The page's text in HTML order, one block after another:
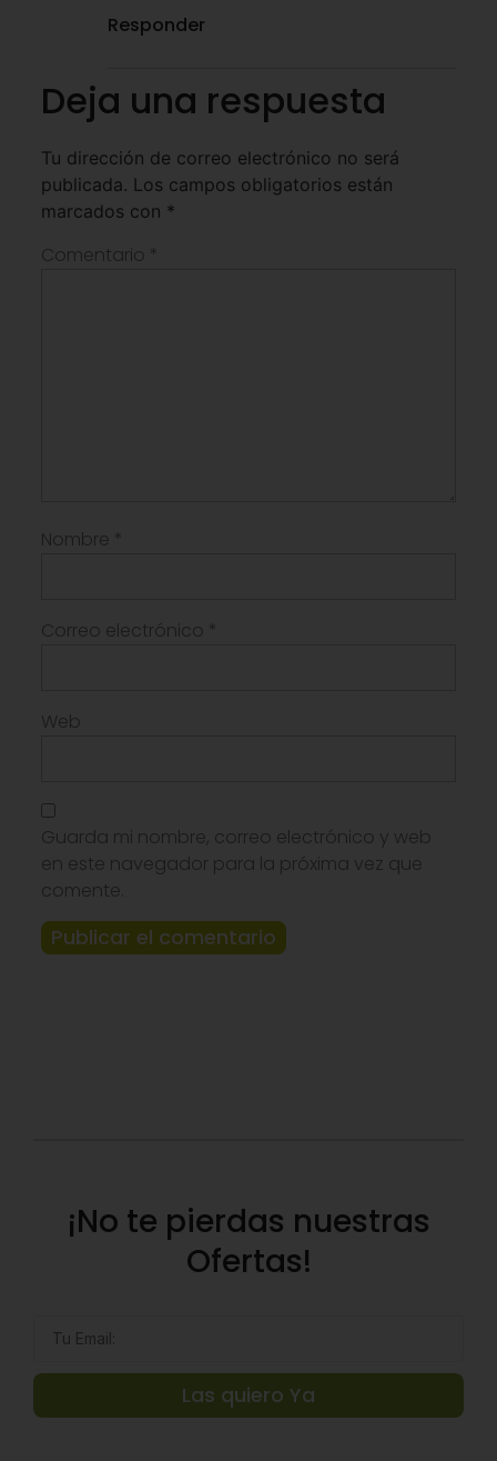
Responder
Deja una respuesta
Tu dirección de correo electrónico no será
publicada. Los campos obligatorios están
marcados con *
Comentario
Nombre
Correo electrónico
Web
Guarda mi nombre, correo electrónico y web
en este navegador para la próxima vez que
comente.
¡No te pierdas nuestras
Ofertas!
Las quiero Ya